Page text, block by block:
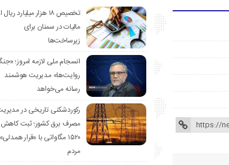
تخصیص ۱۸ هزار میلیارد ریال
مالیات در سمنان برای
زیرساخت‌ها
انسجام ملی لازمه امروز؛
روایت‌ها» مدیریت هوشمند
رسانه می‌خواهد
رکوردشکنی تاریخی در
مصرف برق کشور؛ ثبت کاهش
۱۵۲۰ مگاواتی با «قرار همدلی»
مردم